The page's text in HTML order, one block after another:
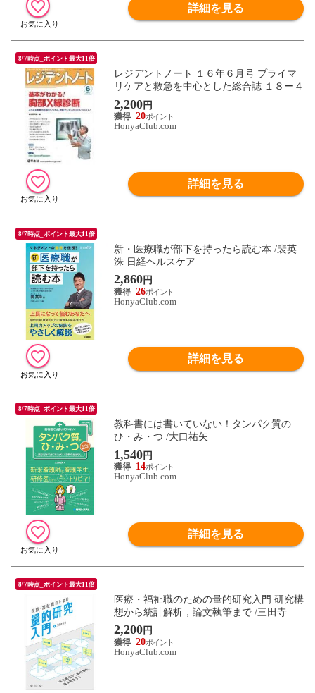
詳細を見る
8/7時点_ポイント最大11倍
レジデントノート １６年６月号 プライマ
リケアと救急を中心とした総合誌 １８ー４
2,200円
20
HonyaClub.com
詳細を見る
8/7時点_ポイント最大11倍
新・医療職が部下を持ったら読む本 /裴英
洙 日経ヘルスケア
2,860円
26
HonyaClub.com
詳細を見る
8/7時点_ポイント最大11倍
教科書には書いていない！タンパク質の
ひ・み・つ /大口祐矢
1,540円
14
HonyaClub.com
詳細を見る
8/7時点_ポイント最大11倍
医療・福祉職のための量的研究入門 研究構
想から統計解析，論文執筆まで /三田寺裕
治
2,200円
20
HonyaClub.com